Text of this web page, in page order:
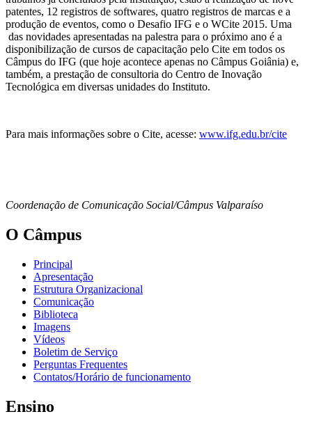
patentes, 12 registros de softwares, quatro registros de marcas e a
produção de eventos, como o Desafio IFG e o WCite 2015. Uma
das novidades apresentadas na palestra para o próximo ano é a
disponibilização de cursos de capacitação pelo Cite em todos os
Câmpus do IFG (que hoje acontece apenas no Câmpus Goiânia) e,
também, a prestação de consultoria do Centro de Inovação
Tecnológica em diversas unidades do Instituto.
Para mais informações sobre o Cite, acesse: www.ifg.edu.br/cite
Coordenação de Comunicação Social/Câmpus Valparaíso
O Câmpus
Principal
Apresentação
Estrutura Organizacional
Comunicação
Biblioteca
Imagens
Vídeos
Boletim de Serviço
Perguntas Frequentes
Contatos/Horário de funcionamento
Ensino